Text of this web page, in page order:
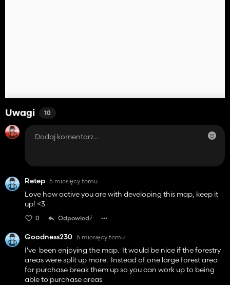
Uwagi 10
Retep 6 miesięcy temu
Love how active you are with developing this map, keep it
up! <3
0 Odpowiedź
Goodness230 6 miesięcy temu
I've been enjoying the map. It would be nice if the forestry
areas were split up more. Instead of one large forest area
for purchase break them up so you can work up to being
able to purchase areas